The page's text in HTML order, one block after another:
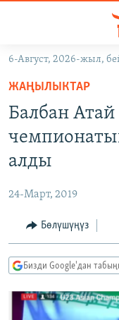
Навигацияга
өтүңүз
Издөөгө
салыңыз
КЫРГЫЗСТАН
МАДАНИЯТ
ТВ ПРОГРАММАЛАР
БҮГҮН АЗАТТЫКТА
ДАНИСТЕ
ПОДКАСТ
Русский
6-Август, 2026-жыл,
ЖАҢЫЛЫКТАР
Балбан
алды
24-Март, 2019
Бөлүшүңүз
Бизди Google'дан